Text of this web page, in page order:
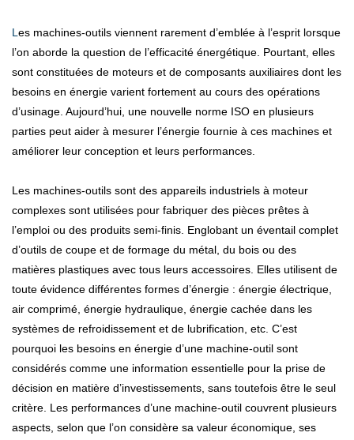
Les machines-outils viennent rarement d’emblée à l’esprit lorsque
l’on aborde la question de l’efficacité énergétique. Pourtant, elles
sont constituées de moteurs et de composants auxiliaires dont les
besoins en énergie varient fortement au cours des opérations
d’usinage. Aujourd’hui, une nouvelle norme ISO en plusieurs
parties peut aider à mesurer l’énergie fournie à ces machines et
améliorer leur conception et leurs performances.
Les machines-outils sont des appareils industriels à moteur
complexes sont utilisées pour fabriquer des pièces prêtes à
l’emploi ou des produits semi-finis. Englobant un éventail complet
d’outils de coupe et de formage du métal, du bois ou des
matières plastiques avec tous leurs accessoires. Elles utilisent de
toute évidence différentes formes d’énergie : énergie électrique,
air comprimé, énergie hydraulique, énergie cachée dans les
systèmes de refroidissement et de lubrification, etc. C’est
pourquoi les besoins en énergie d’une machine-outil sont
considérés comme une information essentielle pour la prise de
décision en matière d’investissements, sans toutefois être le seul
critère. Les performances d’une machine-outil couvrent plusieurs
aspects, selon que l’on considère sa valeur économique, ses